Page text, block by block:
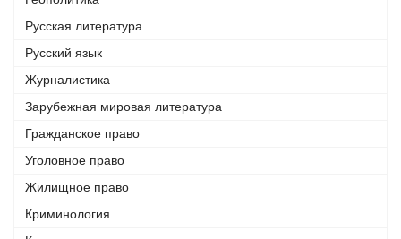
Русская литература
Русский язык
Журналистика
Зарубежная мировая литература
Гражданское право
Уголовное право
Жилищное право
Криминология